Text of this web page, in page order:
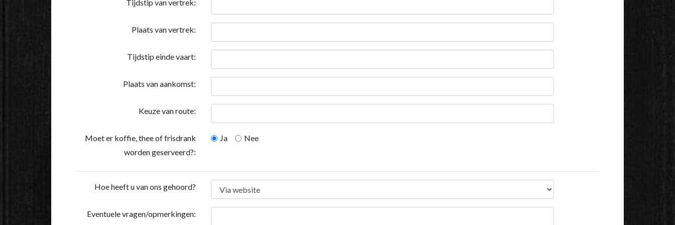
Tijdstip van vertrek:
Plaats van vertrek:
Tijdstip einde vaart:
Plaats van aankomst:
Keuze van route:
Moet er koffie, thee of frisdrank
worden geserveerd?:
Ja Nee
Hoe heeft u van ons gehoord?
Eventuele vragen/opmerkingen: